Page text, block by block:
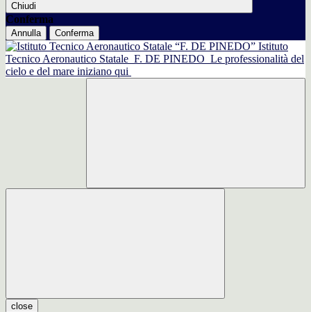
Chiudi
Conferma
Annulla Conferma
Istituto
Tecnico Aeronautico Statale F. DE PINEDO Le professionalità del
cielo e del mare iniziano qui
close